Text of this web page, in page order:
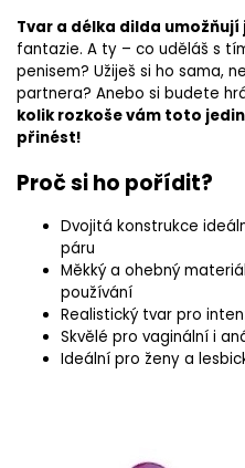
Tvar a délka dilda
fantazie. A ty – co uděláš s
penisem? Užiješ si ho sama,
partnera? Anebo si budete
kolik rozkoše vám toto
přinést!
Proč si ho pořídit?
Dvojitá konstrukce
páru
Měkký a ohebný
používání
Realistický tvar pro
Skvělé pro vaginální i
Ideální pro ženy a